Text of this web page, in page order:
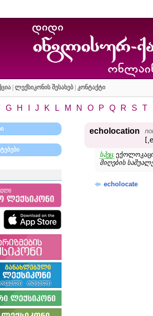
| ლექსიკონის შესახებ| კონტაქტი
G H J K L M N O P Q R S T
echolocation
სპეც.
მიღების
echolocate